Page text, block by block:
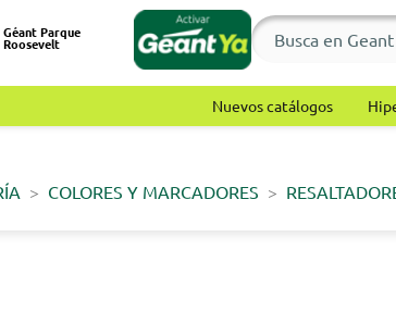
Géant Parque
Roosevelt
Nuevos catálogos
COLORES Y MARCADORES